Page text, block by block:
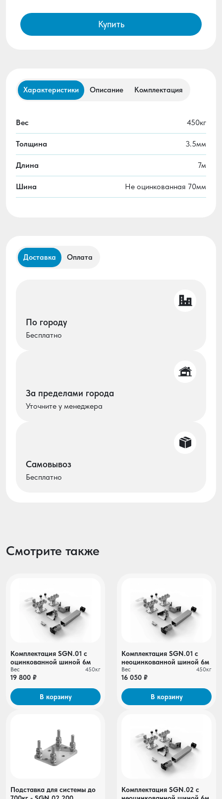
Купить
Характеристики Описание Комплектация
Вес 450кг
Толщина 3.5мм
Длина 7м
Шина Не оцинкованная 70мм
Доставка Оплата
По городу
Бесплатно
За пределами города
Уточните у менеджера
Самовывоз
Бесплатно
Смотрите также
Комплектация SGN.01 c
оцинкованной шиной 6м
Вес 450кг
19 800 ₽
В корзину
Комплектация SGN.01 с
неоцинкованной шиной 6м
Вес 450кг
16 050 ₽
В корзину
Подставка для системы до
Комплектация SGN.02 с